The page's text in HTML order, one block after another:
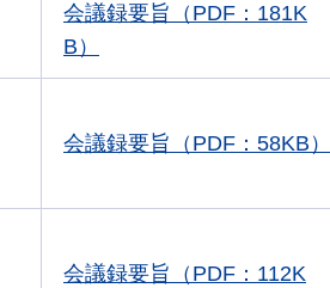
会議録要旨（PDF：181K
B）
会議録要旨（PDF：58KB）
会議録要旨（PDF：112K